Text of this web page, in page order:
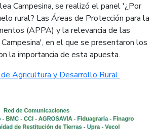
Campesina, se realizó el panel '¿Por
rural? Las Áreas de Protección para la
(APPA) y la relevancia de las
en el que se presentaron los
la importancia de esta apuesta.
Agricultura y Desarrollo Rural